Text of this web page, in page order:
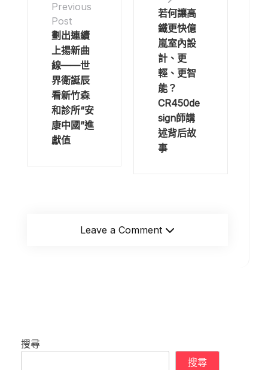
Previous
Post
劃出連續
上揚新曲
線——世
界衛誕辰
看新竹森
和診所“安
康中國”進
獻值
若何讓高
鐵更快億
嵐室內設
計、更
輕、更智
能？
CR450de
sign師講
述背后故
事
Leave a Comment
搜尋
搜尋